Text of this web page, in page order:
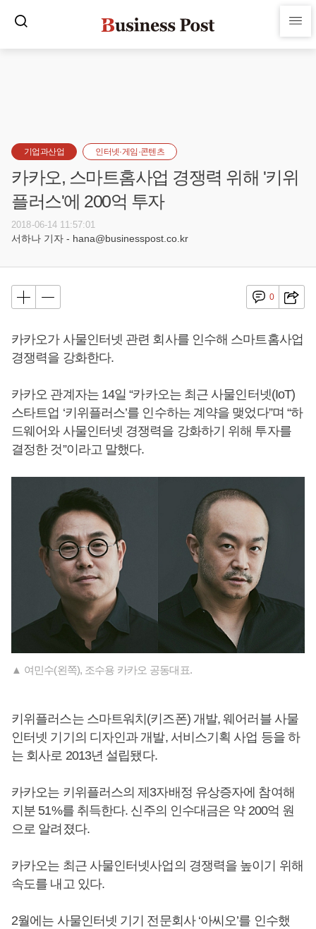
기업과산업 인터넷·게임·콘텐츠
카카오, 스마트홈사업 경쟁력 위해 '키위
플러스'에 200억 투자
2018-06-14 11:57:01
서하나 기자 - hana@businesspost.co.kr
0
카카오가 사물인터넷 관련 회사를 인수해 스마트홈사업
경쟁력을 강화한다.
카카오 관계자는 14일 “카카오는 최근 사물인터넷(IoT)
스타트업 ‘키위플러스’를 인수하는 계약을 맺었다”며 “하
드웨어와 사물인터넷 경쟁력을 강화하기 위해 투자를
결정한 것”이라고 말했다.
▲ 여민수(왼쪽), 조수용 카카오 공동대표.
키위플러스는 스마트워치(키즈폰) 개발, 웨어러블 사물
인터넷 기기의 디자인과 개발, 서비스기획 사업 등을 하
는 회사로 2013년 설립됐다.
카카오는 키위플러스의 제3자배정 유상증자에 참여해
지분 51%를 취득한다. 신주의 인수대금은 약 200억 원
으로 알려졌다.
카카오는 최근 사물인터넷사업의 경쟁력을 높이기 위해
속도를 내고 있다.
2월에는 사물인터넷 기기 전문회사 ‘아씨오’를 인수했